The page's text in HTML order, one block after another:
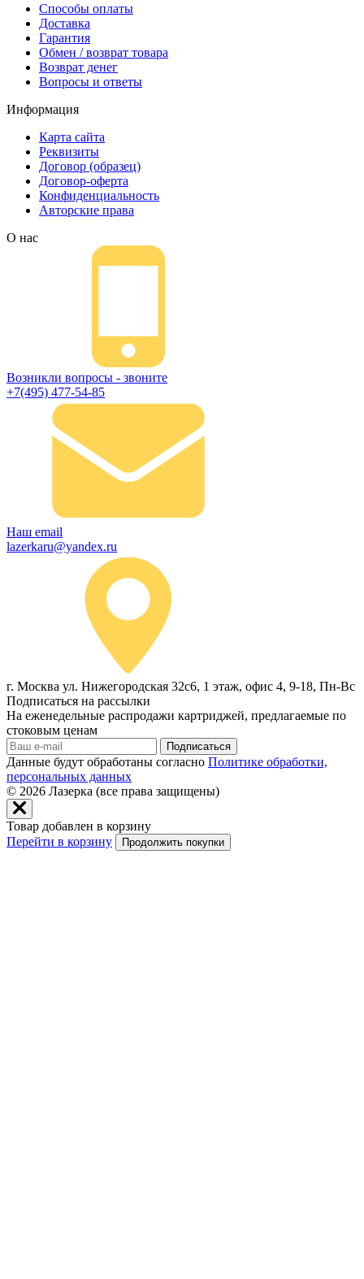
Способы оплаты
Доставка
Гарантия
Обмен / возврат товара
Возврат денег
Вопросы и ответы
Информация
Карта сайта
Реквизиты
Договор (образец)
Договор-оферта
Конфиденциальность
Авторские права
О нас
Возникли вопросы - звоните
+7(495) 477-54-85
Наш email
lazerkaru@yandex.ru
г. Москва ул. Нижегородская 32с6, 1 этаж, офис 4, 9-18, Пн-Вс
Подписаться на рассылки
На еженедельные распродажи картриджей, предлагаемые по
стоковым ценам
Подписаться
Данные будут обработаны согласно Политике обработки,
персональных данных
© 2026 Лазерка (все права защищены)
Товар добавлен в корзину
Перейти в корзину
Продолжить покупки